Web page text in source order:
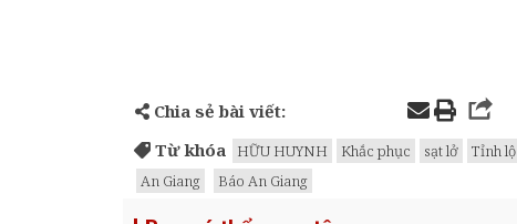
Chia sẻ bài viết:
Từ khóa
HỮU HUYNH Khắc phục sạt lở Tỉnh
An Giang
Báo An Giang